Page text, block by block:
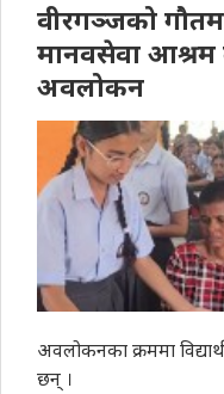
वीरगञ्जको गौतम
मानवसेवा आश्रम
अवलोकन
अवलोकनका क्रममा
छन् ।